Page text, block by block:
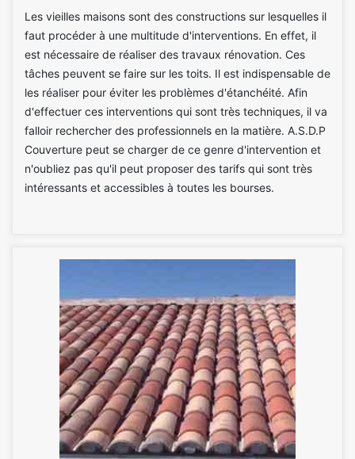
Les vieilles maisons sont des constructions sur lesquelles il
faut procéder à une multitude d'interventions. En effet, il
est nécessaire de réaliser des travaux rénovation. Ces
tâches peuvent se faire sur les toits. Il est indispensable de
les réaliser pour éviter les problèmes d'étanchéité. Afin
d'effectuer ces interventions qui sont très techniques, il va
falloir rechercher des professionnels en la matière. A.S.D.P
Couverture peut se charger de ce genre d'intervention et
n'oubliez pas qu'il peut proposer des tarifs qui sont très
intéressants et accessibles à toutes les bourses.